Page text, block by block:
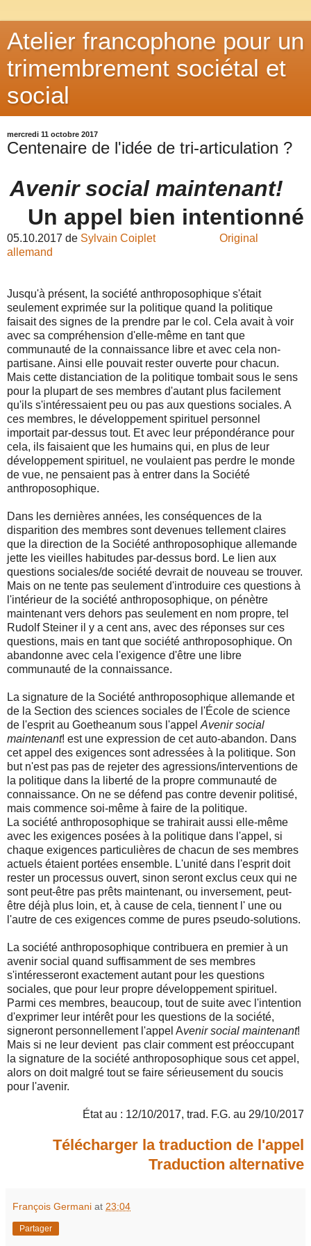
Atelier francophone pour un
trimembrement sociétal et
social
mercredi 11 octobre 2017
Centenaire de l'idée de tri-articulation ?
Avenir social maintenant!
Un appel bien intentionné
05.10.2017 de Sylvain Coiplet
Original
allemand
Jusqu'à présent, la société anthroposophique s'était
seulement exprimée sur la politique quand la politique
faisait des signes de la prendre par le col. Cela avait à voir
avec sa compréhension d'elle-même en tant que
communauté de la connaissance libre et avec cela non-
partisane. Ainsi elle pouvait rester ouverte pour chacun.
Mais cette distanciation de la politique tombait sous le sens
pour la plupart de ses membres d'autant plus facilement
qu'ils s'intéressaient peu ou pas aux questions sociales. A
ces membres, le développement spirituel personnel
importait par-dessus tout. Et avec leur prépondérance pour
cela, ils faisaient que les humains qui, en plus de leur
développement spirituel, ne voulaient pas perdre le monde
de vue, ne pensaient pas à entrer dans la Société
anthroposophique.
Dans les dernières années, les conséquences de la
disparition des membres sont devenues tellement claires
que la direction de la Société anthroposophique allemande
jette les vieilles habitudes par-dessus bord. Le lien aux
questions sociales/de société devrait de nouveau se trouver.
Mais on ne tente pas seulement d'introduire ces questions à
l'intérieur de la société anthroposophique, on pénètre
maintenant vers dehors pas seulement en nom propre, tel
Rudolf Steiner il y a cent ans, avec des réponses sur ces
questions, mais en tant que société anthroposophique. On
abandonne avec cela l'exigence d'être une libre
communauté de la connaissance.
La signature de la Société anthroposophique allemande et
de la Section des sciences sociales de l'École de science
de l'esprit au Goetheanum sous l'appel Avenir social
maintenant! est une expression de cet auto-abandon. Dans
cetappel des exigences sontadressées à la politique. Son
but n'est pas pas de rejeter des agressions/interventions de
la politique dans la liberté de la propre communauté de
connaissance. On ne se défend pas contre devenir politisé,
mais commence soi-même à faire de la politique.
La société anthroposophique se trahirait aussi elle-même
avec les exigences posées à la politique dans l'appel, si
chaque exigences particulières de chacun de ses membres
actuels étaient portées ensemble. L'unité dans l'esprit doit
rester un processus ouvert, sinon seront exclus ceux qui ne
sont peut-être pas prêts maintenant, ou inversement, peut-
être déjà plus loin, et, à cause de cela, tiennent l' une ou
l'autre de ces exigences comme de pures pseudo-solutions.
La société anthroposophique contribuera en premier à un
avenir social quand suffisammentde ses membres
s'intéresseront exactement autant pour les questions
sociales, que pour leur propre développement spirituel.
Parmi ces membres, beaucoup, tout de suite avec l'intention
d'exprimer leur intérêt pour les questions de la société,
signeront personnellement 'appel Avenir social maintenant!
Mais si ne leur devient pas clair comment est préoccupant
la signature de la société anthroposophique sous cet appel,
alors on doit malgré tout se faire sérieusement du soucis
pour l'avenir.
État au : 12/10/2017, trad. F.G. au 29/10/2017
Télécharger la traduction de l'appel
Traduction alternative
François Germani at 23:04
Partager